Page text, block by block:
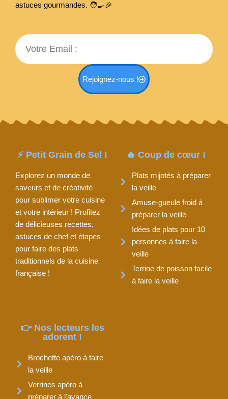
astuces gourmandes. 🧑‍🍳🎉
Email
Rejoignez-nous !
⚡ Petit Grain de Sel !
Explorez un monde de
saveurs et de créativité
pour sublimer votre cuisine
et votre intérieur ! Profitez
de délicieuses recettes,
astuces de chef et étapes
pour faire des plats
traditionnels de la cuisine
française !
🔥 Coup de cœur !
Plats mijotés à préparer
la veille
Amuse-gueule froid à
préparer la veille
Idées de plats pour 10
personnes à faire la
veille
Terrine de poisson facile
à faire la veille
👉 Nos lecteurs les
adorent !
Brochette apéro à faire
la veille
Verrines apéro à
préparer à l'avance